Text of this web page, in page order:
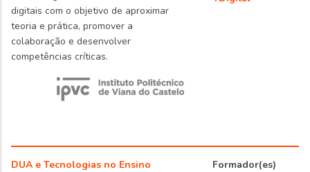
digitais com o objetivo de aproximar
teoria e prática, promover a
colaboração e desenvolver
competências críticas.
DUA e Tecnologias no Ensino
Formador(es)